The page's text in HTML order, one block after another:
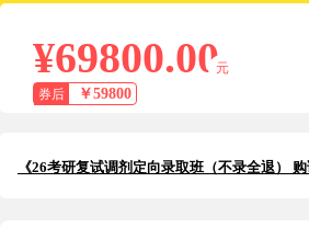
¥69800.00
元
券后
￥59800
《26考研复试调剂定向录取班（不录全退） 购